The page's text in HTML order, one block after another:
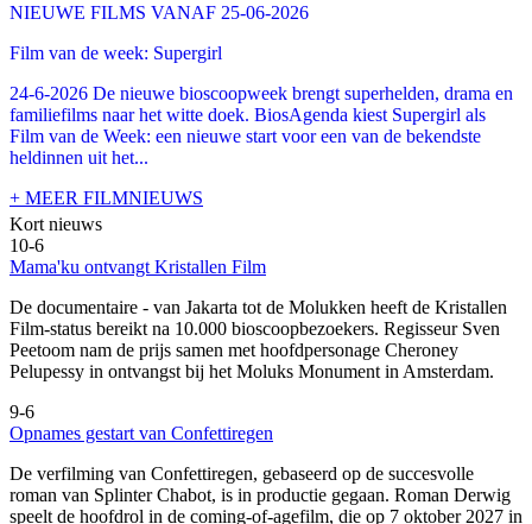
NIEUWE FILMS VANAF 25-06-2026
Film van de week: Supergirl
24-6-2026 De nieuwe bioscoopweek brengt superhelden, drama en
familiefilms naar het witte doek. BiosAgenda kiest Supergirl als
Film van de Week: een nieuwe start voor een van de bekendste
heldinnen uit het...
+ MEER FILMNIEUWS
Kort nieuws
10-6
Mama'ku ontvangt Kristallen Film
De documentaire - van Jakarta tot de Molukken heeft de Kristallen
Film-status bereikt na 10.000 bioscoopbezoekers. Regisseur Sven
Peetoom nam de prijs samen met hoofdpersonage Cheroney
Pelupessy in ontvangst bij het Moluks Monument in Amsterdam.
9-6
Opnames gestart van Confettiregen
De verfilming van Confettiregen, gebaseerd op de succesvolle
roman van Splinter Chabot, is in productie gegaan. Roman Derwig
speelt de hoofdrol in de coming-of-agefilm, die op 7 oktober 2027 in